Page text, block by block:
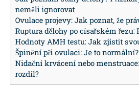
neměli ignorovat
Ovulace projevy: Jak poznat, že
Ruptura dělohy po císařském řezu:
Hodnoty AMH testu: Jak zjistit
Špinění při ovulaci: Je to normální?
Nidační krvácení nebo
rozdíl?